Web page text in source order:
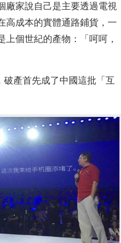
廠家說自己是主要透過電視
高成本的實體通路鋪貨，一
上個世紀的產物：「呵呵，
產首先成了中國這批「互